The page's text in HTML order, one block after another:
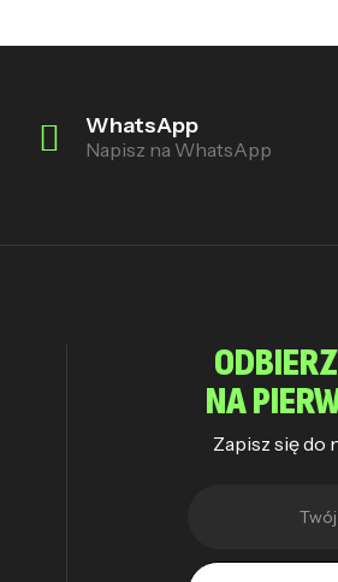
WhatsApp
Napisz na WhatsApp
NA
Zapisz się do